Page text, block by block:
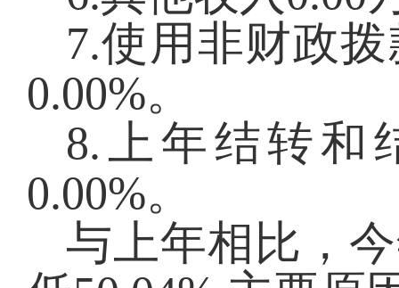
7.使用非财政
0.00%。
8.上年结转和
0.00%。
与上年相比，